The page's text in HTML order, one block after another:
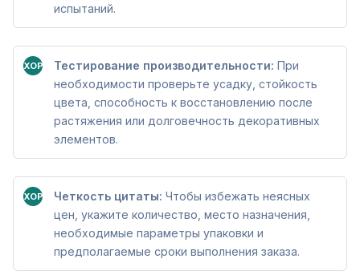
испытаний.
ХОРОШОТестирование производительности: При
необходимости проверьте усадку, стойкость
цвета, способность к восстановлению после
растяжения или долговечность декоративных
элементов.
ХОРОШОЧеткость цитаты: Чтобы избежать неясных
цен, укажите количество, место назначения,
необходимые параметры упаковки и
предполагаемые сроки выполнения заказа.